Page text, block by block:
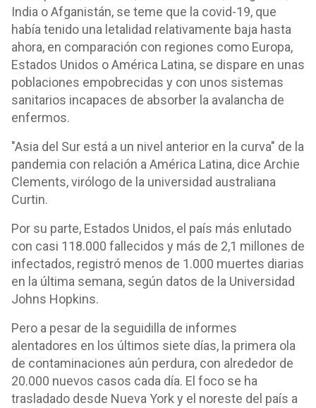
India o Afganistán, se teme que la covid-19, que
había tenido una letalidad relativamente baja hasta
ahora, en comparación con regiones como Europa,
Estados Unidos o América Latina, se dispare en unas
poblaciones empobrecidas y con unos sistemas
sanitarios incapaces de absorber la avalancha de
enfermos.
"Asia del Sur está a un nivel anterior en la curva" de la
pandemia con relación a América Latina, dice Archie
Clements, virólogo de la universidad australiana
Curtin.
Por su parte, Estados Unidos, el país más enlutado
con casi 118.000 fallecidos y más de 2,1 millones de
infectados, registró menos de 1.000 muertes diarias
en la última semana, según datos de la Universidad
Johns Hopkins.
Pero a pesar de la seguidilla de informes
alentadores en los últimos siete días, la primera ola
de contaminaciones aún perdura, con alrededor de
20.000 nuevos casos cada día. El foco se ha
trasladado desde Nueva York y el noreste del país a